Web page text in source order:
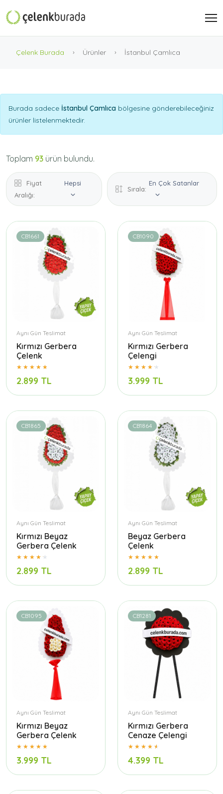
Çelenk Burada Ürünler İstanbul Çamlıca
Burada sadece İstanbul Çamlıca bölgesine gönderebileceğiniz
ürünler listelenmektedir.
Toplam 93 ürün bulundu.
Fiyat
Aralığı:
Hepsi
Sırala:
En Çok Satanlar
CB1661
Aynı Gün Teslimat
Kırmızı Gerbera
Çelenk
2.899 TL
CB1090
Aynı Gün Teslimat
Kırmızı Gerbera
Çelengi
3.999 TL
CB1865
Aynı Gün Teslimat
Kırmızı Beyaz
Gerbera Çelenk
2.899 TL
CB1864
Aynı Gün Teslimat
Beyaz Gerbera
Çelenk
2.899 TL
CB1095
Aynı Gün Teslimat
Kırmızı Beyaz
Gerbera Çelenk
3.999 TL
CB1281
Aynı Gün Teslimat
Kırmızı Gerbera
Cenaze Çelengi
4.399 TL